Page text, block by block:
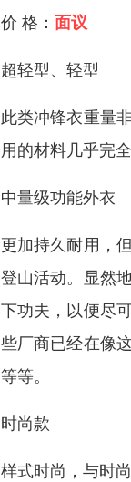
价 格： 面议
超轻型、轻型
此类冲锋衣重量
用的材料几乎完
中量级功能外衣
更加持久耐用，
登山活动。显然
下功夫，以便尽
些厂商已经在像
等等。
时尚款
样式时尚，与时